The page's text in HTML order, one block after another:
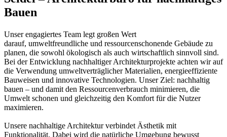
Bauen
Unser engagiertes Team legt großen Wert
darauf, umweltfreundliche und ressourcenschonende Gebäude zu
planen, die sowohl ökologisch als auch wirtschaftlich sinnvoll sind.
Bei der Entwicklung nachhaltiger Architekturprojekte achten wir auf
die Verwendung umweltverträglicher Materialien, energieeffiziente
Bauweisen und innovative Technologien. Unser Ziel: nachhaltig
bauen – und damit den Ressourcenverbrauch minimieren, die
Umwelt schonen und gleichzeitig den Komfort für die Nutzer
maximieren.
Unsere nachhaltige Architektur verbindet Ästhetik mit
Funktionalität. Dabei wird die natürliche Umgebung bewusst